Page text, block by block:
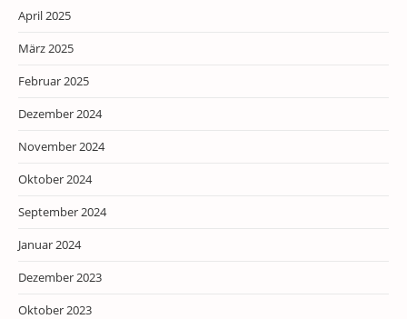
April 2025
März 2025
Februar 2025
Dezember 2024
November 2024
Oktober 2024
September 2024
Januar 2024
Dezember 2023
Oktober 2023